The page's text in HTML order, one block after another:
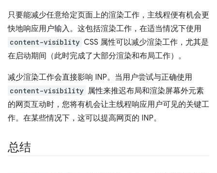
只要能减少任意给定页面上的渲染工作，主线程便有机会更
快地响应用户输入。这包括渲染工作，在适当情况下使用
content-visiblity CSS 属性可以减少渲染工作，尤其是
在启动期间（此时完成了大部分渲染和布局工作）。
减少渲染工作会直接影响 INP。当用户尝试与正确使用
content-visibility 属性来推迟布局和渲染屏幕外元素
的网页互动时，您将有机会让主线程响应用户可见的关键工
作。在某些情况下，这可以提高网页的 INP。
总结